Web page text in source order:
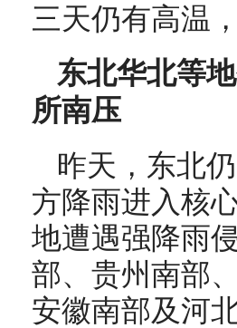
三天仍有高温
东北华北等
所南压
昨天，东北
方降雨进入核
地遭遇强降雨
部、贵州南部
安徽南部及河